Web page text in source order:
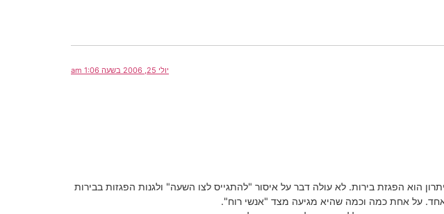
יולי 25, 2006 בשעה 1:06 am
הוא הפגזת בירות. לא עולה דבר על איסור "להתגייס לצו השעה" ולגנות הפגזות בבירות
על אחת כמה וכמה שהיא מגיעה מצד "אנשי רוח".